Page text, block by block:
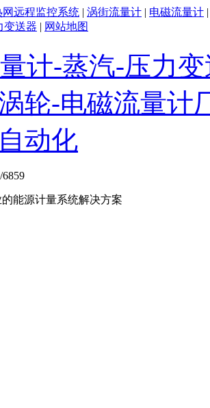
网远程监控系统 | 涡街流量计 | 电磁流量计
变送器 | 网站地图
6859
能源计量系统解决方案